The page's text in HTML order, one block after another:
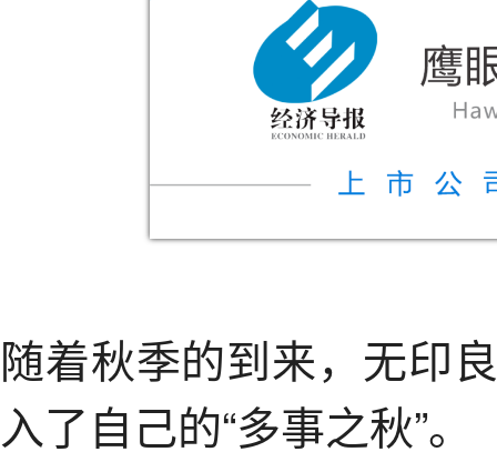
随着秋季的到来，无印
入了自己的“多事之秋”。